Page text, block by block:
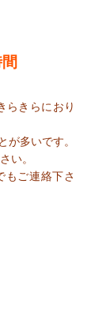
らきらにおり
が多いです。
い。
もご連絡下さ